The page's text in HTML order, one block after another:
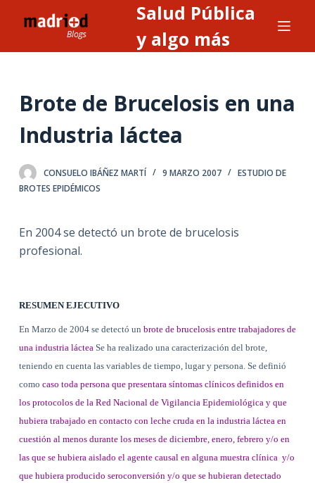
l
o
e
n
o
Salud Pública
y algo más
Brote de Brucelosis en una
Industria láctea
CONSUELO IBÁÑEZ MARTÍ 9 MARZO 2007
ESTUDIO DE
BROTES EPIDÉMICOS
En 2004 se detectó un brote de brucelosis
profesional.
RESUMEN EJECUTIVO
En Marzo de 2004 se detectó un brote de brucelosis entre trabajadores de
una industria láctea Se ha realizado una caracterización del brote,
teniendo en cuenta las variables de tiempo, lugar y persona. Se definió
como caso toda persona que presentara síntomas clínicos definidos en
los protocolos de la Red Nacionalde Vigilancia Epidemiológica y que
hubiera trabajado en contacto con leche cruda en la industria láctea en
cuestión al menos durante los meses de diciembre, enero, febrero y/o en
las que se hubiera aislado el agente causal en alguna muestra clínica y/o
que hubiera producido seroconversión y/o que se hubieran detectado